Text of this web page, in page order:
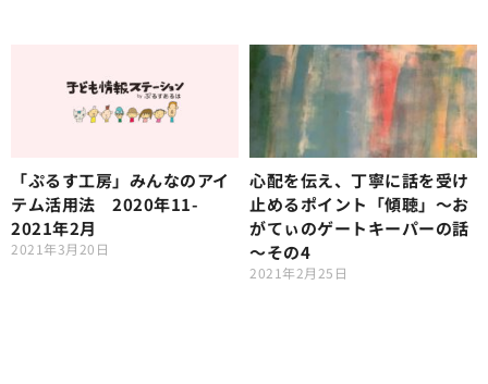
「ぷるす工房」みんなのアイ
テム活用法 2020年11-
2021年2月
2021年3月20日
心配を伝え、丁寧に話を受け
止めるポイント「傾聴」〜お
がてぃのゲートキーパーの話
～その4
2021年2月25日